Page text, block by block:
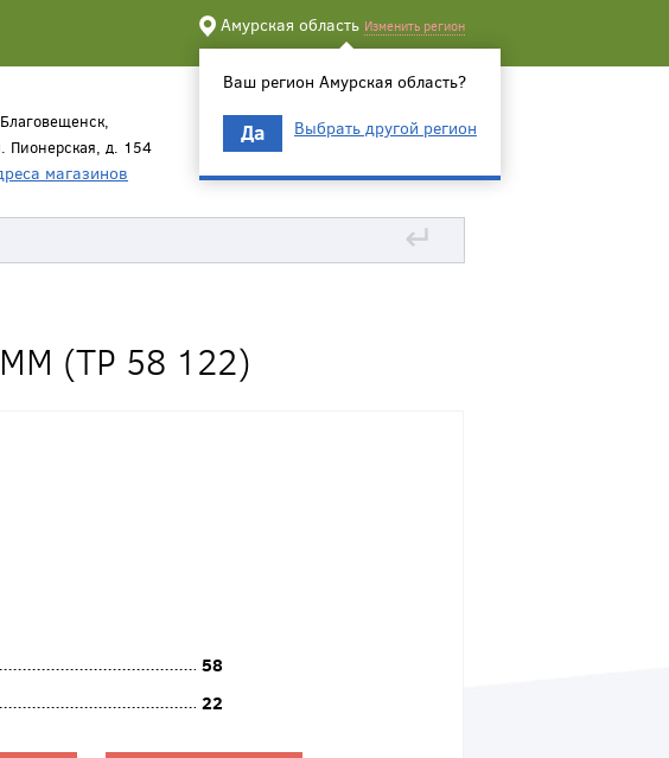
Амурская область Изменить регион
Ваш регион Амурская область?
Да Выбрать другой регион
Пионерская, д. 154
магазинов
↵
(ТР 58 122)
58
22